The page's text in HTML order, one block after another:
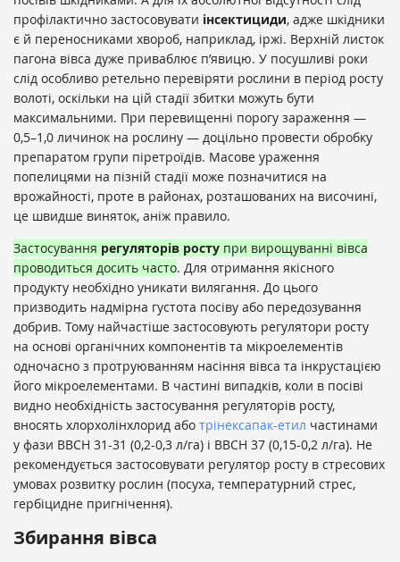
профілактично застосовувати інсектициди, адже шкідники
є й переносниками хвороб, наприклад, іржі. Верхній листок
пагона вівса дуже приваблює п’явицю. У посушливі роки
слід особливо ретельно перевіряти рослини в період росту
волоті, оскільки на цій стадії збитки можуть бути
максимальними. При перевищенні порогу зараження —
0,5–1,0 личинок на рослину — доцільно провести обробку
препаратом групи піретроїдів. Масове ураження
попелицями на пізній стадії може позначитися на
врожайності, проте в районах, розташованих на височині,
це швидше виняток, аніж правило.
Застосування регуляторів росту при вирощуванні вівса
проводиться досить часто. Для отримання якісного
продукту необхідно уникати вилягання. До цього
призводить надмірна густота посіву або передозування
добрив. Тому найчастіше застосовують регулятори росту
на основі органічних компонентів та мікроелементів
одночасно з протруюванням насіння вівса та інкрустацією
його мікроелементами. В частині випадків, коли в посіві
видно необхідність застосування регуляторів росту,
вносять хлорхолінхлорид або трінексапак-етил частинами
у фази ВВСН 31-31 (0,2-0,3 л/га) і ВВСН 37 (0,15-0,2 л/га). Не
рекомендується застосовувати регулятор росту в стресових
умовах розвитку рослин (посуха, температурний стрес,
гербіцидне пригнічення).
Збирання вівса